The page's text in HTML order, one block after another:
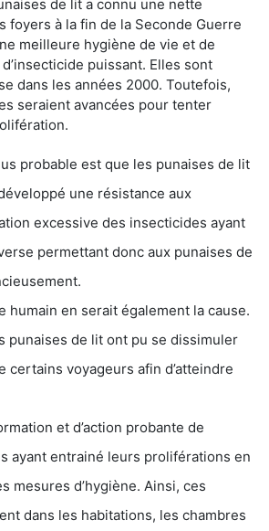
de lit a connu une nette
foyers à la fin de la Seconde Guerre
meilleure hygiène de vie et de
puissant. Elles sont
dans les années 2000. Toutefois,
seraient avancées pour tenter
probable est que les punaises de lit
une résistance aux
excessive des insecticides ayant
permettant donc aux punaises de
humain en serait également la cause.
punaises de lit ont pu se dissimuler
certains voyageurs afin d’atteindre
et d’action probante de
ayant entrainé leurs proliférations en
mesures d’hygiène. Ainsi, ces
dans les habitations, les chambres